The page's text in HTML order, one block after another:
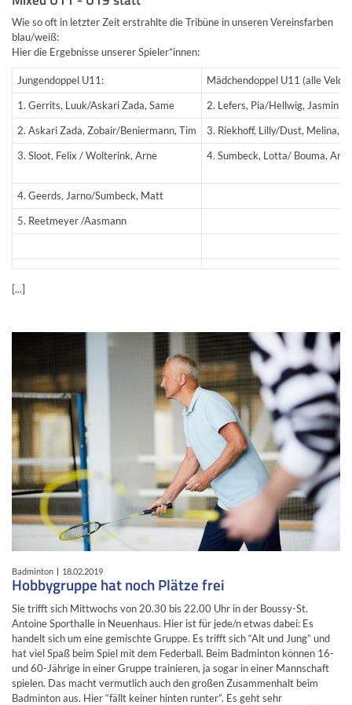
Wie so oft in letzter Zeit erstrahlte die Tribüne in unseren Vereinsfarben
blau/weiß:
Hier die Ergebnisse unserer Spieler*innen:
Jungendoppel U11:
Mädchendoppel U11 (alle
1. Gerrits, Luuk/Askari Zada, Same
2. Lefers, Pia/Hellwig, Jasmin
2. Askari Zada, Zobair/Beniermann, Tim
3. Riekhoff, Lilly/Dust, Melina,
3. Sloot, Felix / Wolterink, Arne
4. Sumbeck, Lotta/ Bouma,
4. Geerds, Jarno/Sumbeck, Matt
5. Reetmeyer /Aasmann
[...]
Badminton 18.02.2019
Hobbygruppe hat noch Plätze frei
Sie trifft sich Mittwochs von 20.30 bis 22.00 Uhr in der Boussy-St.
Antoine Sporthalle in Neuenhaus. Hier ist für jede/n etwas dabei: Es
handelt sich um eine gemischte Gruppe. Es trifft sich “Alt und Jung” und
hat viel Spaß beim Spiel mit dem Federball. Beim Badminton können 16-
und 60-Jährige in einer Gruppe trainieren, ja sogar in einer Mannschaft
spielen. Das macht vermutlich auch den großen Zusammenhalt beim
Badminton aus. Hier “fällt keiner hinten runter”. Es geht sehr